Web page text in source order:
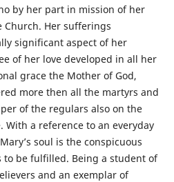
by her part in mission of her
Church. Her sufferings
significant aspect of her
of her love developed in all her
grace the Mother of God,
more then all the martyrs and
of the regulars also on the
With a reference to an everyday
soul is the conspicuous
to be fulfilled. Being a student of
and an exemplar of